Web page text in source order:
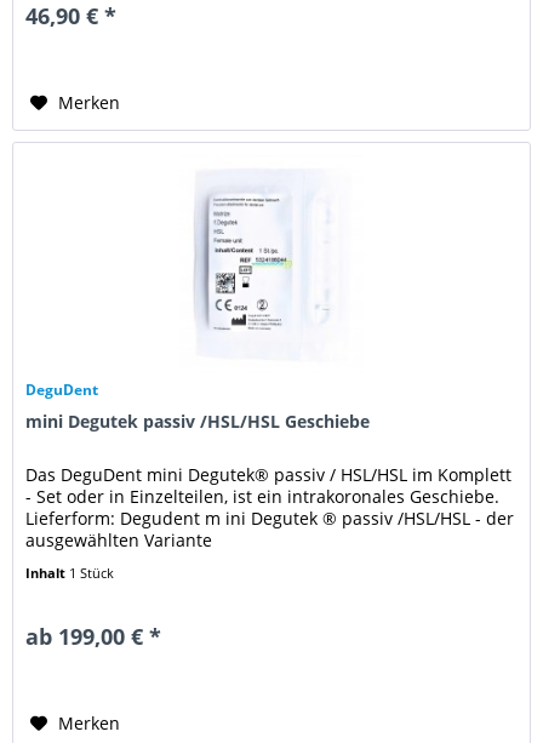
46,90 € *
Merken
DeguDent
mini Degutek passiv /HSL/HSL Geschiebe
Das DeguDent mini Degutek® passiv / HSL/HSL im Komplett
- Set oder in Einzelteilen, ist ein intrakoronales Geschiebe.
Lieferform: Degudent m ini Degutek ® passiv /HSL/HSL - der
ausgewählten Variante
Inhalt 1 Stück
ab 199,00 € *
Merken